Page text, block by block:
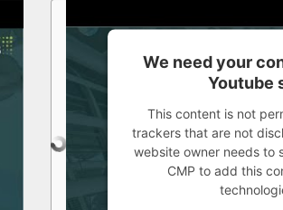
We need your
Youtube
This content is not
trackers that are not
website owner needs to
CMP to add this